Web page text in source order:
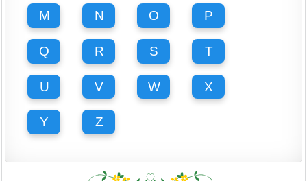
M N O P
Q R S T
U V W X
Y Z